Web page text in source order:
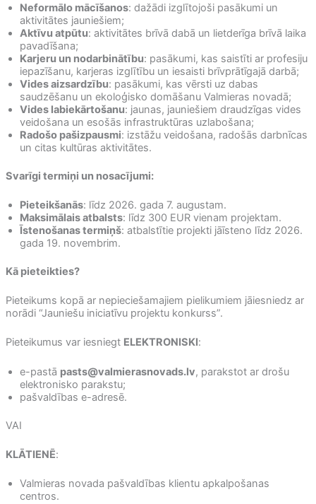
Neformālo mācīšanos: dažādi izglītojoši pasākumi un
aktivitātes jauniešiem;
Aktīvu atpūtu: aktivitātes brīvā dabā un lietderīga brīvā laika
pavadīšana;
Karjeru un nodarbinātību: pasākumi, kas saistīti ar profesiju
iepazīšanu, karjeras izglītību un iesaisti brīvprātīgajā darbā;
Vides aizsardzību: pasākumi, kas vērsti uz dabas
saudzēšanu un ekoloģisko domāšanu Valmieras novadā;
Vides labiekārtošanu: jaunas, jauniešiem draudzīgas vides
veidošana un esošās infrastruktūras uzlabošana;
Radošo pašizpausmi: izstāžu veidošana, radošās darbnīcas
un citas kultūras aktivitātes.
Svarīgi termiņi un nosacījumi:
Pieteikšanās: līdz 2026. gada 7. augustam.
Maksimālais atbalsts: līdz 300 EUR vienam projektam.
Īstenošanas termiņš: atbalstītie projekti jāīsteno līdz 2026.
gada 19. novembrim.
Kā pieteikties?
Pieteikums kopā ar nepieciešamajiem pielikumiem jāiesniedz ar
norādi “Jauniešu iniciatīvu projektu konkurss”.
Pieteikumus var iesniegt ELEKTRONISKI:
e-pastā pasts@valmierasnovads.lv, parakstot ar drošu
elektronisko parakstu;
pašvaldības e-adresē.
VAI
KLĀTIENĒ:
Valmieras novada pašvaldības klientu apkalpošanas
centros.